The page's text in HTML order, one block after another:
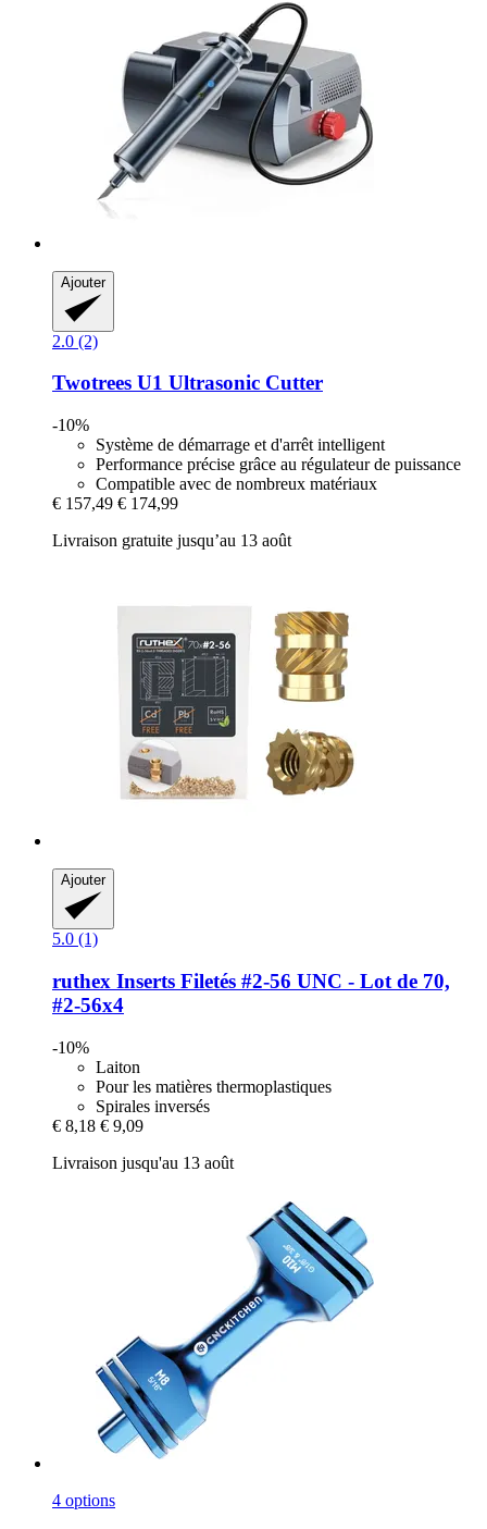
Ajouter
2.0 (2)
Twotrees U1 Ultrasonic Cutter
-10%
Système de démarrage et d'arrêt intelligent
Performance précise grâce au régulateur de puissance
Compatible avec de nombreux matériaux
€ 157,49 € 174,99
Livraison gratuite jusqu’au 13 août
Ajouter
5.0 (1)
ruthex Inserts Filetés #2-​56 UNC -​ Lot de 70,
#2-​56x4
-10%
Laiton
Pour les matières thermoplastiques
Spirales inversés
€ 8,18 € 9,09
Livraison jusqu'au 13 août
4 options